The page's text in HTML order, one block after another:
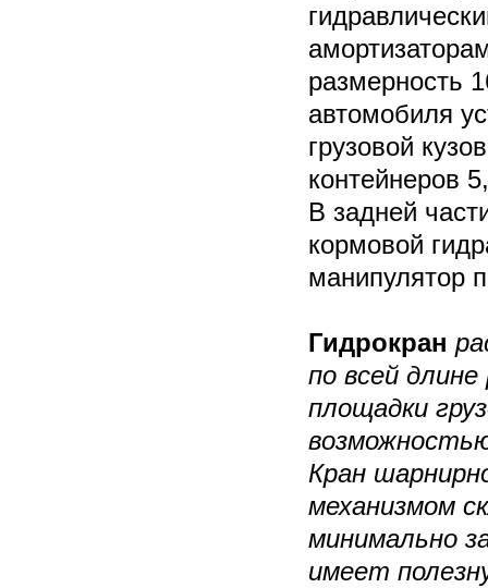
размерность
автомобиля
грузовой
контейнеров
В задней
кормовой
манипулятор
Гидрокран
по всей длине
площадки
Кран
механизмом
минимально
имеет